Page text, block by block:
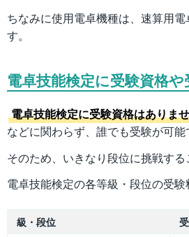
ちなみに使用電卓機種は、速算用
す。
電卓技能検定に受験資格や
電卓技能検定に受験資格はありま
などに関わらず、誰でも受験が可能
そのため、いきなり段位に挑戦する
電卓技能検定の各等級・段位の受験
級・段位